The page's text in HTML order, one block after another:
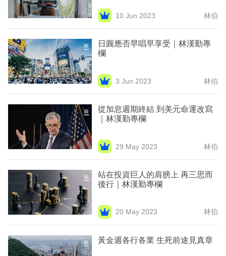
事
專
欄
訂
閱
專
10 Jun 2023 林伯
日圓應否早唱早享受｜林漢勤專
欄
3 Jun 2023 林伯
從加息週期終結 到美元命運改寫
｜林漢勤專欄
29 May 2023 林伯
站在投資巨人的肩膀上 再三思而
後行｜林漢勤專欄
20 May 2023 林伯
黃金週各行各業 生死前途見真章